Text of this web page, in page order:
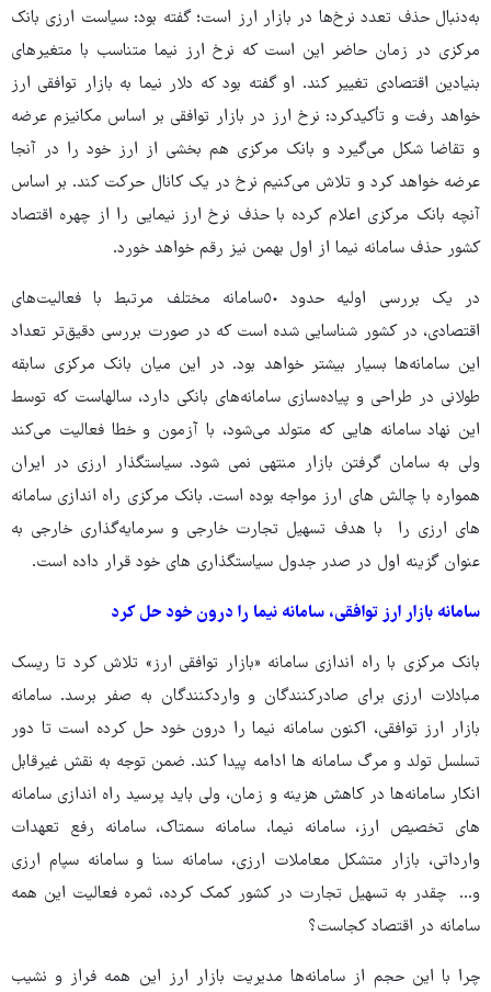
به‌دنبال حذف تعدد نرخ‌ها در بازار ارز است؛ گفته بود: سیاست ارزی بانک
مرکزی در زمان حاضر این است که نرخ ارز نیما متناسب با متغیرهای
بنیادین اقتصادی تغییر کند. او گفته بود که دلار نیما به بازار توافقی ارز
خواهد رفت و تأکیدکرد: نرخ ارز در بازار توافقی بر اساس مکانیزم عرضه
و تقاضا شکل می‌گیرد و بانک مرکزی هم بخشی از ارز خود را در آنجا
عرضه خواهد کرد و تلاش می‌کنیم نرخ در یک کانال حرکت کند. بر اساس
آنچه بانک مرکزی اعلام کرده با حذف نرخ ارز نیمایی را از چهره اقتصاد
کشور حذف سامانه نیما از اول بهمن نیز رقم خواهد خورد.
در یک‌ بررسی‌ اولیه‌ حدود ٥٠سامانه‌ مختلف‌ مرتبط‌ با فعالیت‌های
اقتصادی، در کشور شناسایی‌ شده است‌ که‌ در صورت بررسی‌ دقیق‌تر تعداد
این‌ سامانه‌ها بسیار بیشتر خواهد بود. در این میان بانک مرکزی سابقه
طولانی در طراحی و پیاده‌سازی سامانه‌های بانکی دارد، سالهاست که توسط
این نهاد سامانه هایی که متولد می‌شود، با آزمون و خطا فعالیت می‌کند
ولی به سامان گرفتن بازار منتهی نمی شود. سیاستگذار ارزی در ایران
همواره با چالش های ارز مواجه بوده است. بانک مرکزی راه اندازی سامانه
های ارزی را با هدف تسهیل تجارت خارجی و سرمایه‌گذاری خارجی به
عنوان گزینه اول در صدر جدول سیاستگذاری های خود قرار داده است.
سامانه بازار ارز توافقی، سامانه نیما را درون خود حل کرد
بانک مرکزی با راه اندازی سامانه «بازار توافقی ارز» تلاش کرد تا ریسک
مبادلات ارزی برای صادرکنندگان و واردکنندگان به صفر برسد. سامانه
بازار ارز توافقی، اکنون سامانه نیما را درون خود حل کرده است تا دور
تسلسل تولد و مرگ سامانه ها ادامه پیدا کند. ضمن‌ توجه‌ به‌ نقش‌ غیرقابل‌
انکار سامانه‌ها در کاهش‌ هزینه‌ و زمان، ولی باید پرسید راه اندازی سامانه
های تخصیص ارز، سامانه نیما، سامانه سمتاک، سامانه رفع تعهدات
وارداتی، بازار متشکل معاملات ارزی، سامانه سنا و سامانه سپام ارزی
و... چقدر به تسهیل تجارت در کشور کمک کرده، ثمره فعالیت این همه
سامانه در اقتصاد کجاست؟
چرا با این حجم از سامانه‌ها مدیریت بازار ارز این همه فراز و نشیب